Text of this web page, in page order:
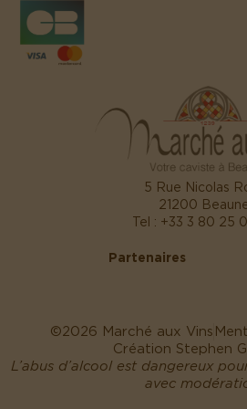
5 Rue Nicolas
21200
Tel : +33 3 80 25
Partenaires
©2026 Marché aux Vins
Création Stephen
L’abus d’alcool est dangereux
avec